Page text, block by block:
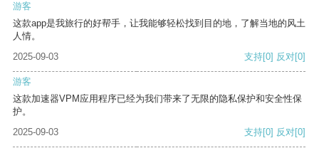
游客
这款app是我旅行的好帮手，让我能够轻松找到目的地，了解当地的风土
人情。
2025-09-03
支持[0] 反对[0]
游客
这款加速器VPM应用程序已经为我们带来了无限的隐私保护和安全性保
护。
2025-09-03
支持[0] 反对[0]